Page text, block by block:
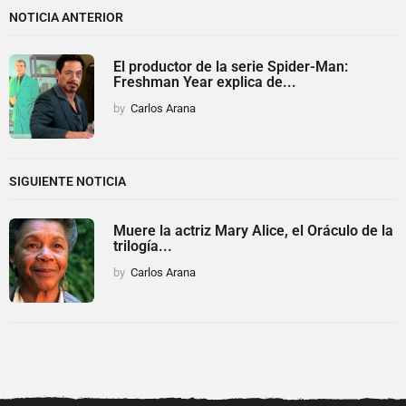
NOTICIA ANTERIOR
El productor de la serie Spider-Man:
Freshman Year explica de...
by Carlos Arana
SIGUIENTE NOTICIA
Muere la actriz Mary Alice, el Oráculo de la
trilogía...
by Carlos Arana